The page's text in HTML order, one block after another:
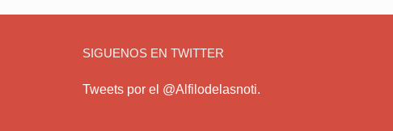
SIGUENOS EN TWITTER
Tweets por el @Alfilodelasnoti.